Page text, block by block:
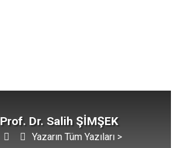
Prof. Dr. Salih ŞİMŞEK
Yazarın Tüm Yazıları >